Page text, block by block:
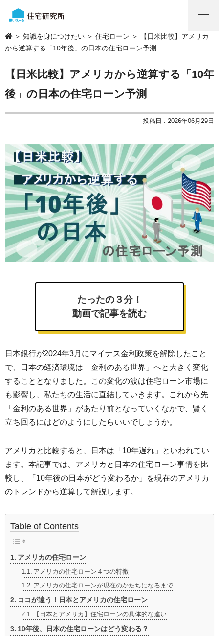
＞ 知識を身につけたい ＞ 住宅ローン ＞ 【日米比較】アメリカ
から逆算する「10年後」の日本の住宅ローン予測
【日米比較】アメリカから逆算する「10年
後」の日本の住宅ローン予測
投稿日 : 2026年06月29日
たったの３分！
動画で記事を読む
日本銀行が2024年3月にマイナス金利政策を解除したこと
で、日本の経済環境は「金利のある世界」へと大きく変化
することとなりました。この変化の波は住宅ローン市場に
も影響し、私たちの生活に直結していきます。これから先
「金利のある世界」があたり前となっていくなかで、賢く
立ち回るにはどのようにしたらいいでしょうか。
アメリカと比較すると、日本は「10年遅れ」といわれてい
ます。本記事では、アメリカと日本の住宅ローン事情を比
較し、「10年後の日本がどう変わるか」を現在のアメリカ
のトレンドから逆算して解説します。
Table of Contents
アメリカの住宅ローン
アメリカの住宅ローン４つの特徴
アメリカの住宅ローンが現在のかたちになるまで
ココが違う！日本とアメリカの住宅ローン
【日本とアメリカ】住宅ローンの具体的な違い
10年後、日本の住宅ローンはどう変わる？